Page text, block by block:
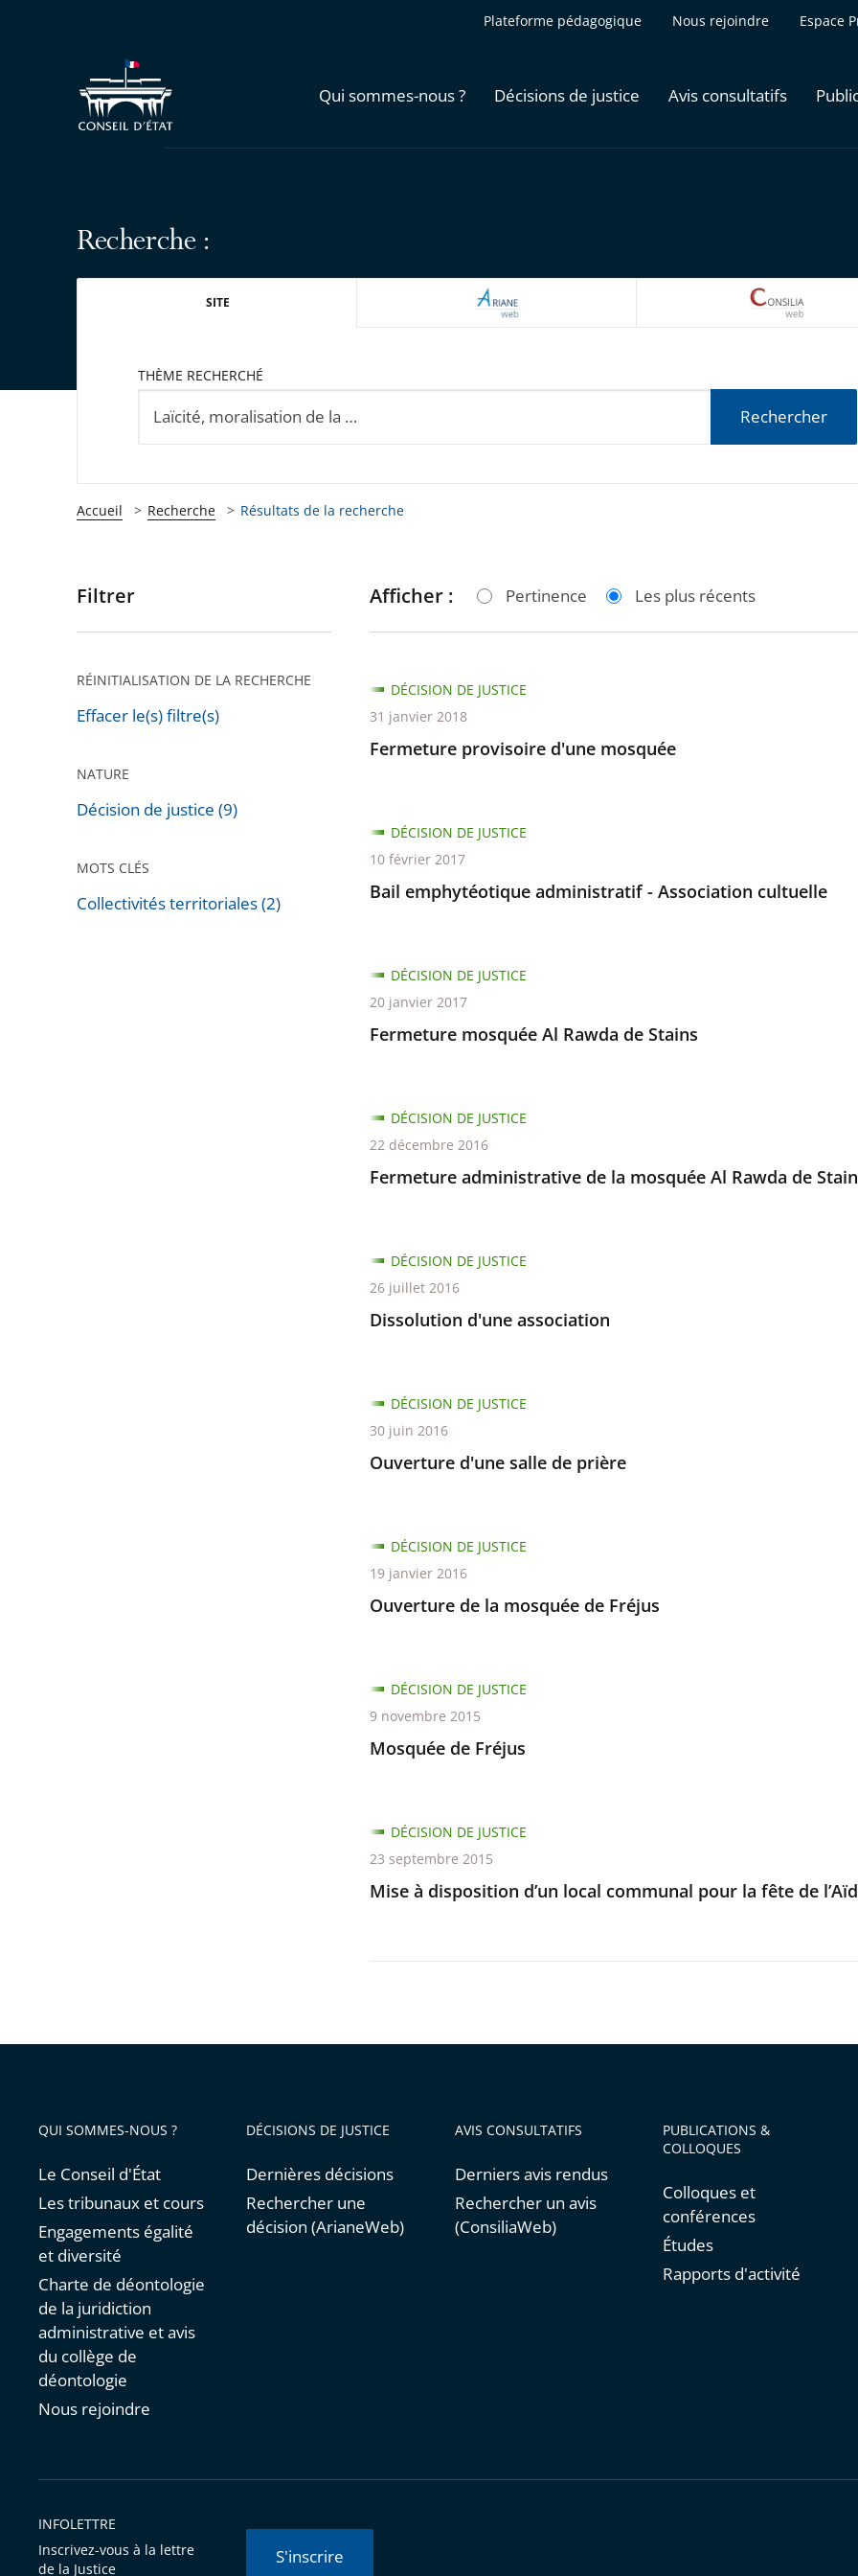
Plateforme pédagogique Nous rejoindre Espace
Qui sommes-nous ? Décisions de justice Avis consultatifs
Recherche :
SITE ARIANEWEB
THÈME RECHERCHÉ
Rechercher
Accueil Recherche Résultats de la recherche
Passer
pour
après
Filtrer
RÉINITIALISATION DE LA RECHERCHE
Effacer le(s) filtre(s)
NATURE
Décision de justice (9)
MOTS CLÉS
Collectivités territoriales (2)
Afficher : Pertinence Les plus récents
Fermeture provisoire d'une mosquée
DÉCISION DE JUSTICE
31 janvier 2018
Bail emphytéotique administratif - Association cultuelle
DÉCISION DE JUSTICE
10 février 2017
Fermeture mosquée Al Rawda de Stains
DÉCISION DE JUSTICE
20 janvier 2017
Fermeture administrative de la mosquée Al Rawda de
DÉCISION DE JUSTICE
22 décembre 2016
Dissolution d'une association
DÉCISION DE JUSTICE
26 juillet 2016
Ouverture d'une salle de prière
DÉCISION DE JUSTICE
30 juin 2016
Ouverture de la mosquée de Fréjus
DÉCISION DE JUSTICE
19 janvier 2016
Mosquée de Fréjus
DÉCISION DE JUSTICE
9 novembre 2015
Mise à disposition d’un local communal pour la fête de l’Aïd
DÉCISION DE JUSTICE
23 septembre 2015
QUI SOMMES-NOUS ?
Le Conseil d'État
Les tribunaux et cours
Engagements égalité
et diversité
Charte de déontologie
de la juridiction
administrative et avis
du collège de
déontologie
Nous rejoindre
DÉCISIONS DE JUSTICE
Dernières décisions
Rechercher une
décision (ArianeWeb)
AVIS CONSULTATIFS
Derniers avis rendus
Rechercher un avis
(ConsiliaWeb)
PUBLICATIONS &
COLLOQUES
Colloques et
conférences
Études
Rapports d'activité
INFOLETTRE
Inscrivez-vous à la lettre
de la Justice
S'inscrire